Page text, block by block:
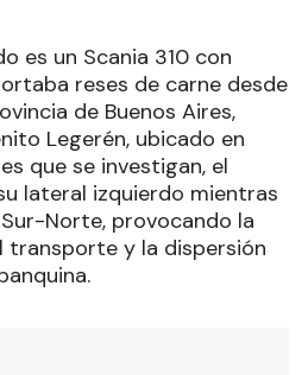
es un Scania 310 con
reses de carne desde
de Buenos Aires,
Legerén, ubicado en
que se investigan, el
lateral izquierdo mientras
Norte, provocando la
y la dispersión